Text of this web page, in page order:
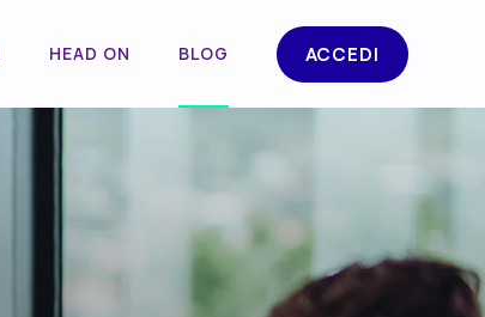
HEAD ON BLOG ACCEDI